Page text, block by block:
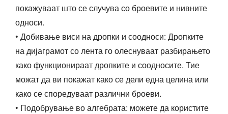
покажуваат што се случува со броевите и нивните
односи.
• Добивање виси на дропки и соодноси: Дропките
на дијаграмот со лента го олеснуваат разбирањето
како функционираат дропките и соодносите. Тие
можат да ви покажат како се дели една целина или
како се споредуваат различни броеви.
• Подобрување во алгебрата: можете да користите